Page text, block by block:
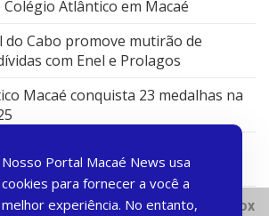
Atlântico em Macaé
do Cabo promove mutirão de
com Enel e Prolagos
Macaé conquista 23 medalhas na
de Rio das Ostras promove
News | Desenvolvido com♥ Dart Box
Nosso Portal Macaé News usa
cookies para fornecer a você a
melhor experiência. No entanto,